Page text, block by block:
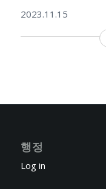
2023.11.15
행정
Log in